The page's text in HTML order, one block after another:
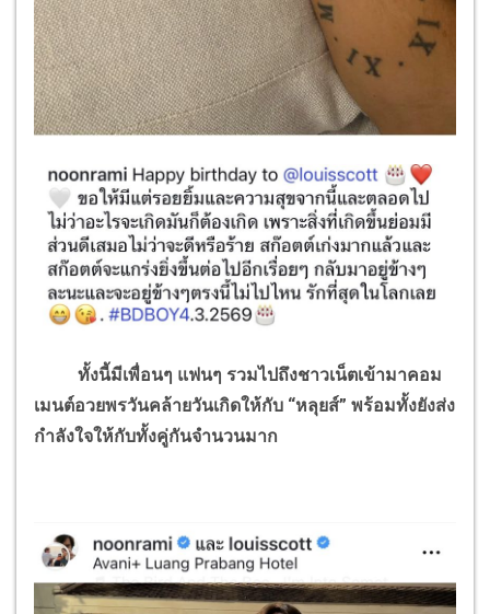
ทั้งนี้มีเพื่อนๆ แฟนๆ รวมไปถึงชาวเน็ตเข้ามาคอม
เมนต์อวยพรวันคล้ายวันเกิดให้กับ “หลุยส์” พร้อมทั้งยังส่ง
กำลังใจให้กับทั้งคู่กันจำนวนมาก